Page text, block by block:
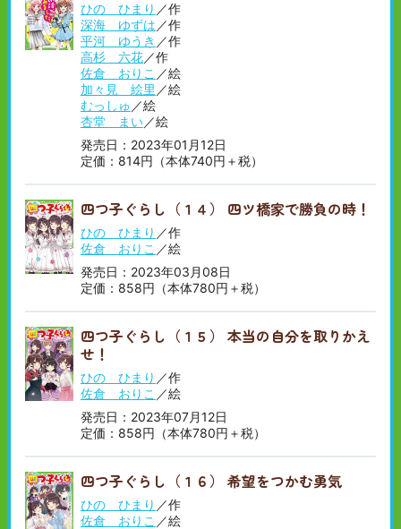
ひの ひまり ／作
深海 ゆずは ／作
平河 ゆうき ／作
高杉 六花／作
佐倉 おりこ ／絵
加々見 絵里 ／絵
むっしゅ ／絵
杏堂 まい／絵
発売日：2023年01月12日
定価：814円（本体740円＋税）
四つ子ぐらし（１４） 四ツ橋家で勝負の時！
ひの ひまり ／作
佐倉 おりこ ／絵
発売日：2023年03月08日
定価：858円（本体780円＋税）
四つ子ぐらし（１５） 本当の自分を取りかえ
せ！
ひの ひまり ／作
佐倉 おりこ ／絵
発売日：2023年07月12日
定価：858円（本体780円＋税）
四つ子ぐらし（１６） 希望をつかむ勇気
ひの ひまり ／作
佐倉 おりこ ／絵